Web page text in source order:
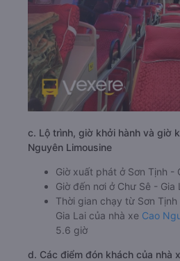
c. Lộ trình, giờ khởi hành và giờ
Nguyên Limousine
Giờ xuất phát ở Sơn Tịnh -
Giờ đến nơi ở Chư Sê - Gia
Thời gian chạy từ Sơn
Gia Lai của nhà xe Cao
5.6 giờ
d. Các điểm đón khách của nhà